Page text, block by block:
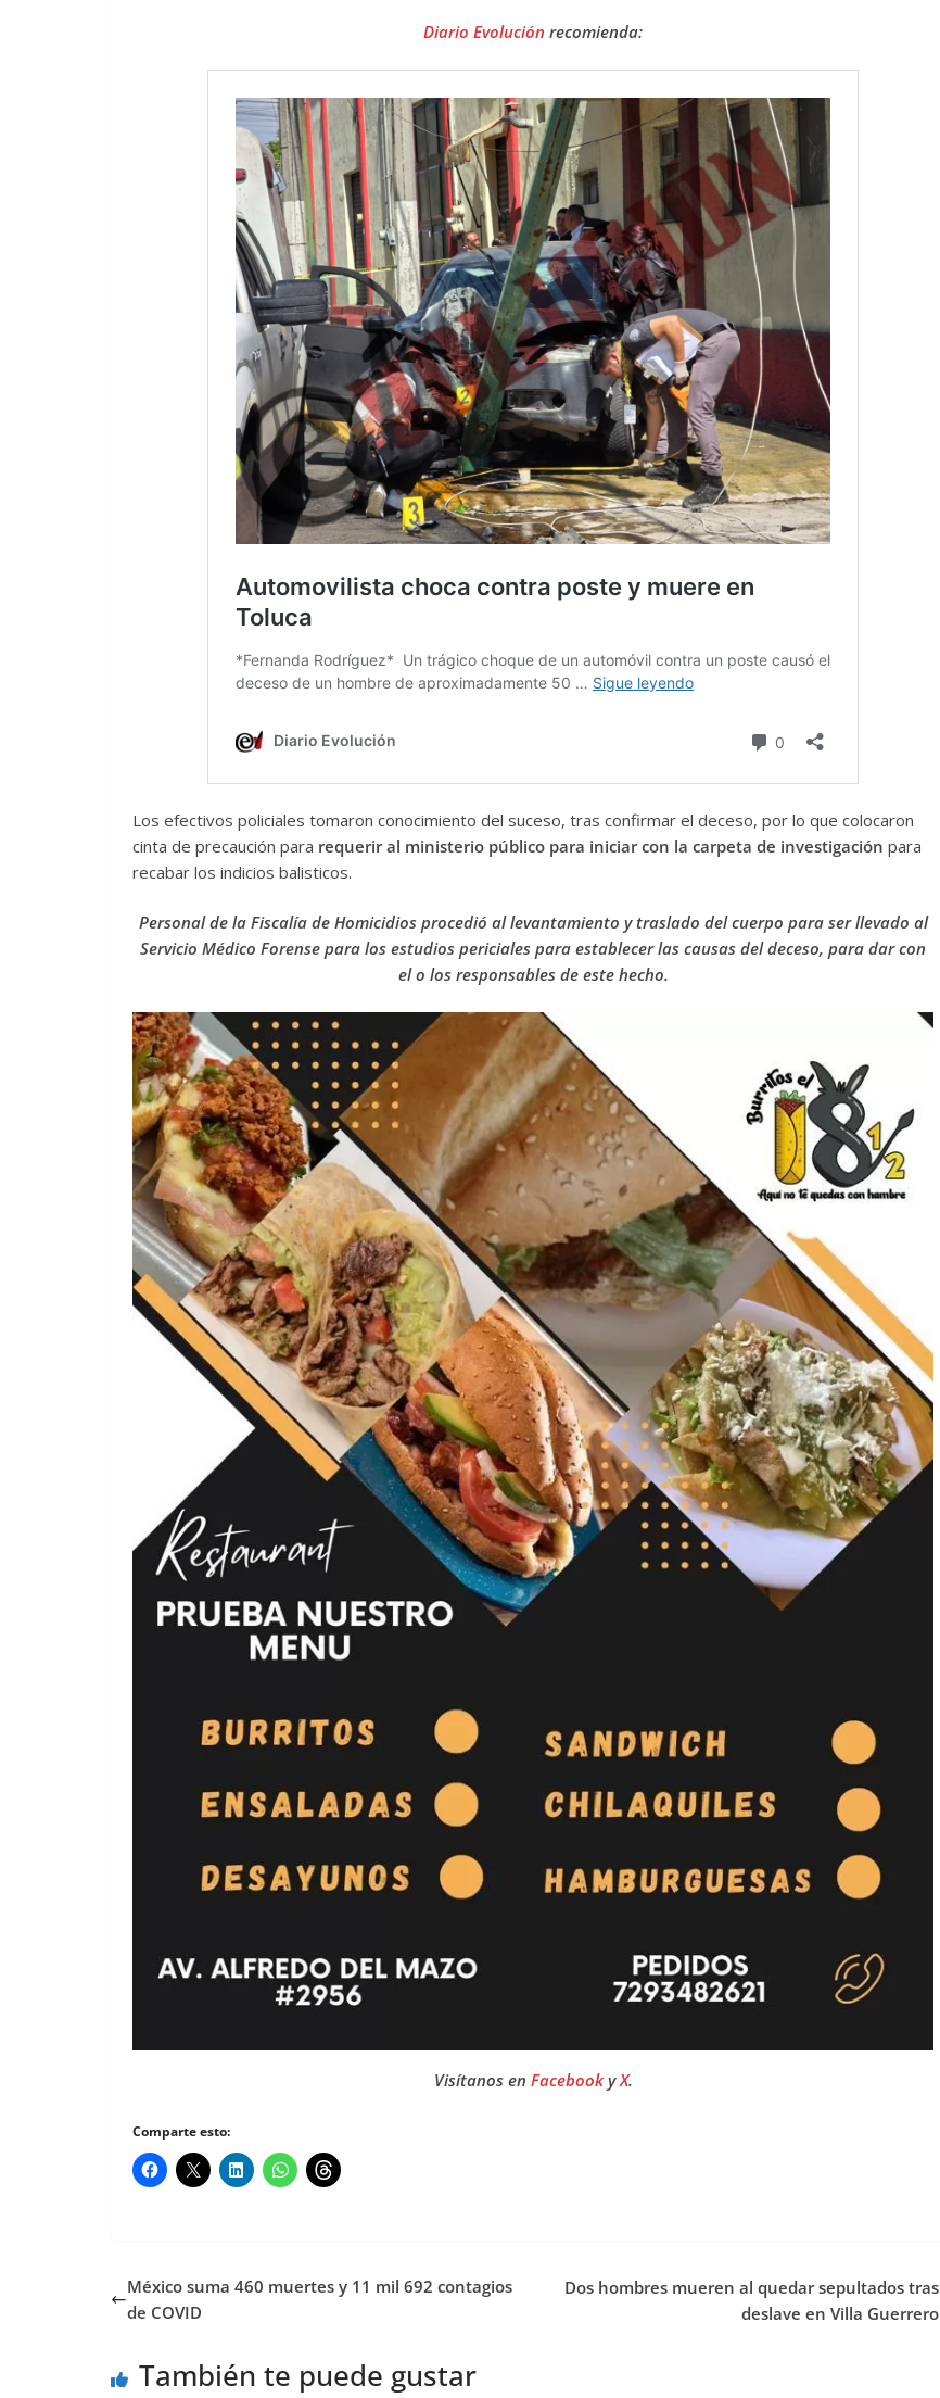
Diario Evolución recomienda:
Los efectivos policiales tomaron conocimiento del suceso, tras confirmar el deceso, por lo que colocaron
cinta de precaución para requerir al ministerio público para iniciar con la carpeta de investigación para
recabar los indicios balisticos.
Personal de la Fiscalía de Homicidios procedió al levantamiento y traslado del cuerpo para ser llevado al
Servicio Médico Forense para los estudios periciales para establecer las causas del deceso, para dar con
el o los responsables de este hecho.
Visítanos en FacebookyX.
Comparte esto:
México suma 460 muertes y 11 mil 692 contagios
de COVID
Dos hombres mueren al quedar sepultados tras
deslave en Villa Guerrero
También te puede gustar